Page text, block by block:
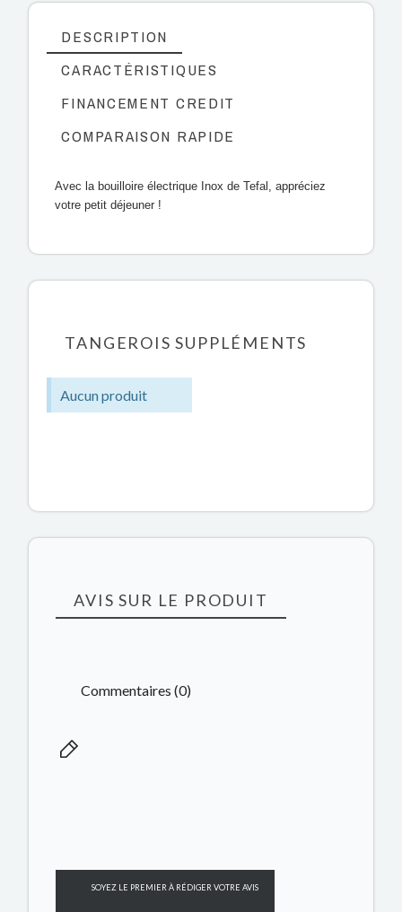
DESCRIPTION
CARACTÉRISTIQUES
FINANCEMENT CREDIT
COMPARAISON RAPIDE
Avec la bouilloire électrique Inox de Tefal, appréciez
votre petit déjeuner !
TANGEROIS SUPPLÉMENTS
Aucun produit
AVIS SUR LE PRODUIT
Commentaires (0)
SOYEZ LE PREMIER À RÉDIGER VOTRE AVIS